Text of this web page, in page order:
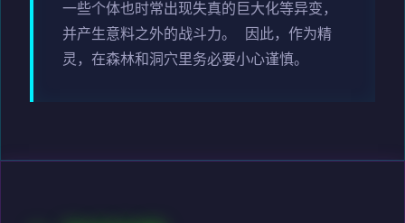
一些个体也时常出现失真的巨大化等异变，
并产生意料之外的战斗力。 因此，作为精
灵，在森林和洞穴里务必要小心谨慎。